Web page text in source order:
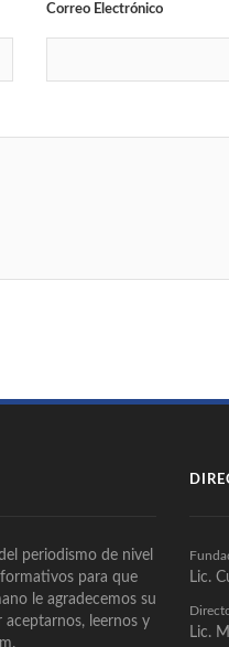
Correo Electrónico
periodismo de nivel
para que
le agradecemos su
aceptarnos, leernos y
Lic.
Lic.